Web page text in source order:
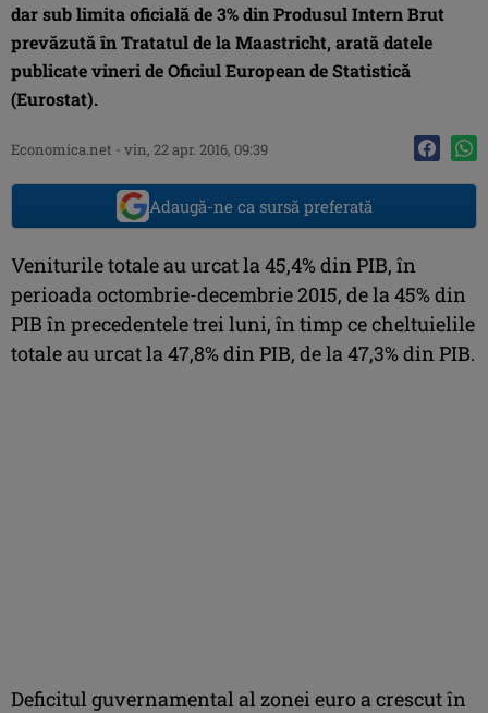
dar sub limita oficială de 3% din Produsul Intern Brut
prevăzută în Tratatul de la Maastricht, arată datele
publicate vineri de Oficiul European de Statistică
(Eurostat).
Economica.net - vin, 22 apr. 2016, 09:39
Adaugă-ne ca sursă preferată
Veniturile totale au urcat la 45,4% din PIB, în
perioada octombrie-decembrie 2015, de la 45% din
PIB în precedentele trei luni, în timp ce cheltuielile
totale au urcat la 47,8% din PIB, de la 47,3% din PIB.
Deficitul guvernamental al zonei euro a crescut în